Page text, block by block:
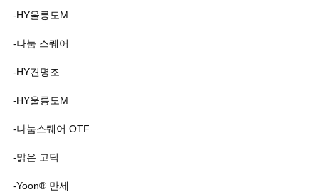
-HY울릉도M
-나눔 스퀘어
-HY견명조
-HY울릉도M
-나눔스퀘어 OTF
-맑은 고딕
-Yoon® 만세